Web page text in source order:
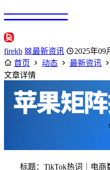
————
firekb 最新资讯 2025年09
首页
动态 最新资讯
文章详情
标题：TikTok热词｜电商